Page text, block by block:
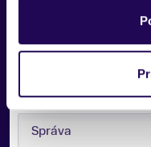
SPRÁVA: